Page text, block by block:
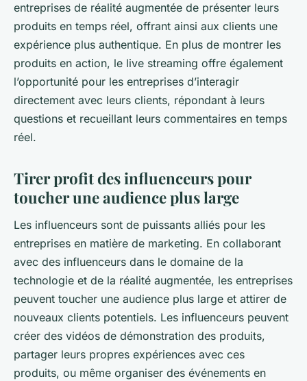
entreprises de réalité augmentée de présenter leurs
produits en temps réel, offrant ainsi aux clients une
expérience plus authentique. En plus de montrer les
produits en action, le live streaming offre également
l’opportunité pour les entreprises d’interagir
directement avec leurs clients, répondant à leurs
questions et recueillant leurs commentaires en temps
réel.
Tirer profit des influenceurs pour
toucher une audience plus large
Les influenceurs sont de puissants alliés pour les
entreprises en matière de marketing. En collaborant
avec des influenceurs dans le domaine de la
technologie et de la réalité augmentée, les entreprises
peuvent toucher une audience plus large et attirer de
nouveaux clients potentiels. Les influenceurs peuvent
créer des vidéos de démonstration des produits,
partager leurs propres expériences avec ces
produits, ou même organiser des événements en